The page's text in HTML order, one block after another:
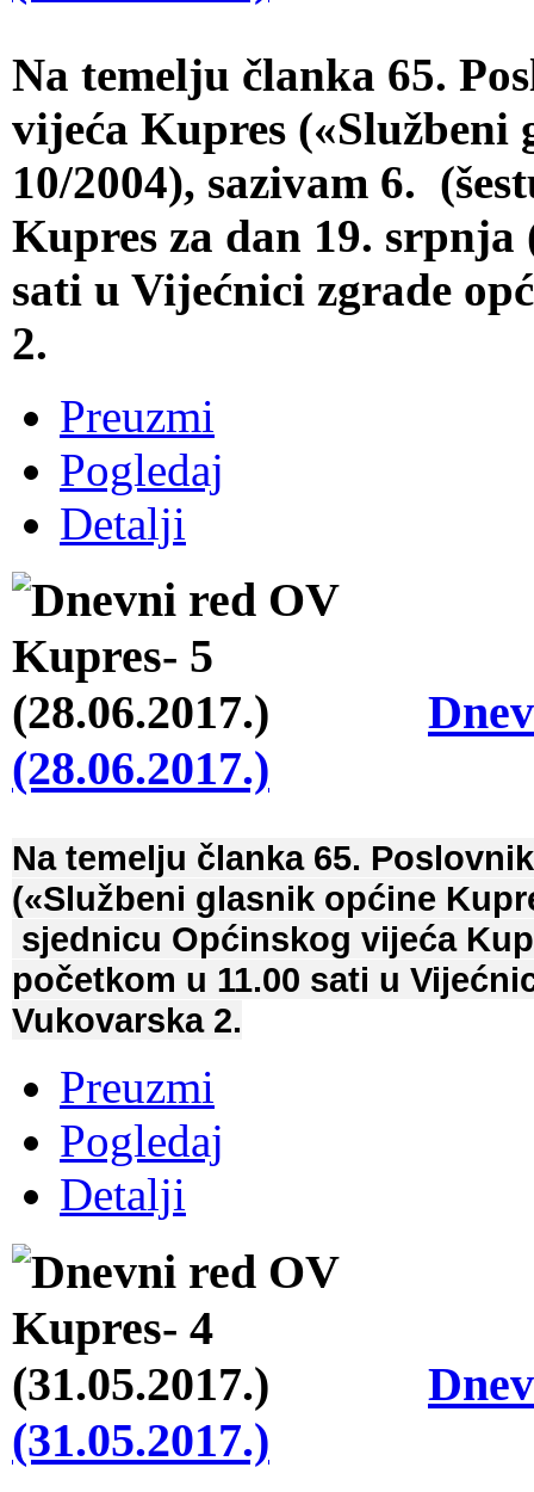
Na temelju članka 65.
vijeća Kupres
10/2004), sazivam 6.
Kupres za dan 19.
sati u Vijećnici zgrade
2.
Preuzmi
Pogledaj
Detalji
(28.06.2017.)
Na temelju članka 65.
(«Službeni glasnik općine
sjednicu Općinskog vijeća
početkom u 11.00 sati u
Vukovarska 2.
Preuzmi
Pogledaj
Detalji
(31.05.2017.)